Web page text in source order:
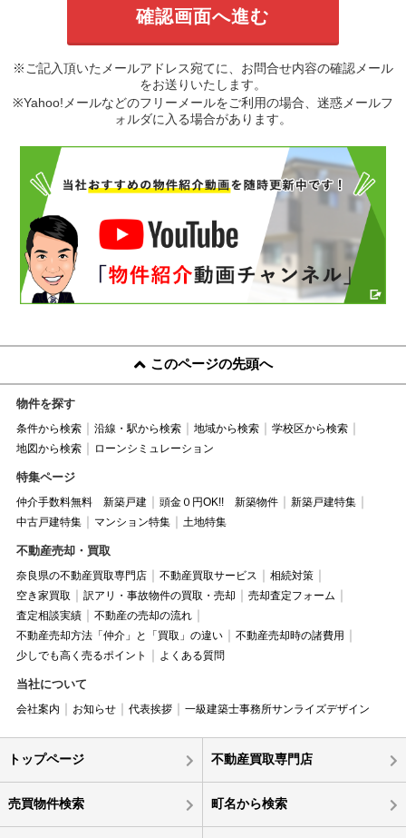
※ご記入頂いたメールアドレス宛てに、お問合せ内容の確認メール
をお送りいたします。
※Yahoo!メールなどのフリーメールをご利用の場合、迷惑メールフ
ォルダに入る場合があります。
このページの先頭へ
物件を探す
条件から検索 沿線・駅から検索 地域から検索
学校区から検索
地図から検索
ローンシミュレーション
特集ページ
仲介手数料無料 新築戸建 頭金０円OK!! 新築物件
新築戸建特集
中古戸建特集
マンション特集 土地特集
不動産売却・買取
奈良県の不動産買取専門店 不動産買取サービス
相続対策
空き家買取
訳アリ・事故物件の買取・売却
売却査定フォーム
査定相談実績
不動産の売却の流れ
不動産売却方法「仲介」と「買取」の違い
不動産売却時の諸費用
少しでも高く売るポイント
よくある質問
当社について
会社案内 お知らせ 代表挨拶 一級建築士事務所サンライズデザイン
トップページ 不動産買取専門店
売買物件検索 町名から検索